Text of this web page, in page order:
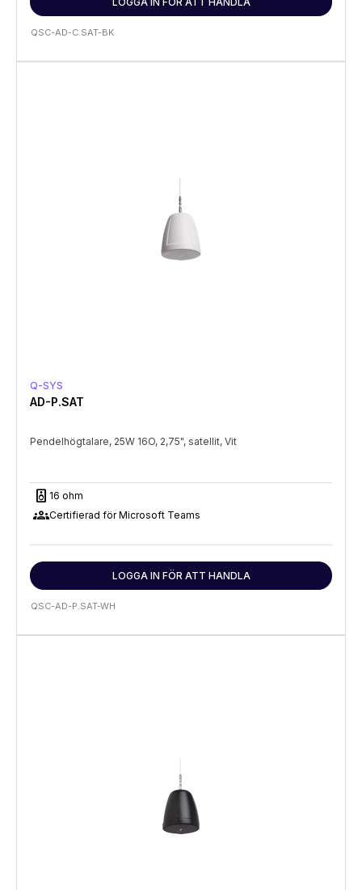
QSC-AD-C.SAT-BK
Q-SYS
AD-P.SAT
Pendelhögtalare, 25W 16O, 2,75", satellit, Vit
speaker 16 ohm
groupsCertifierad för Microsoft Teams
LOGGA IN FÖR ATT HANDLA
QSC-AD-P.SAT-WH